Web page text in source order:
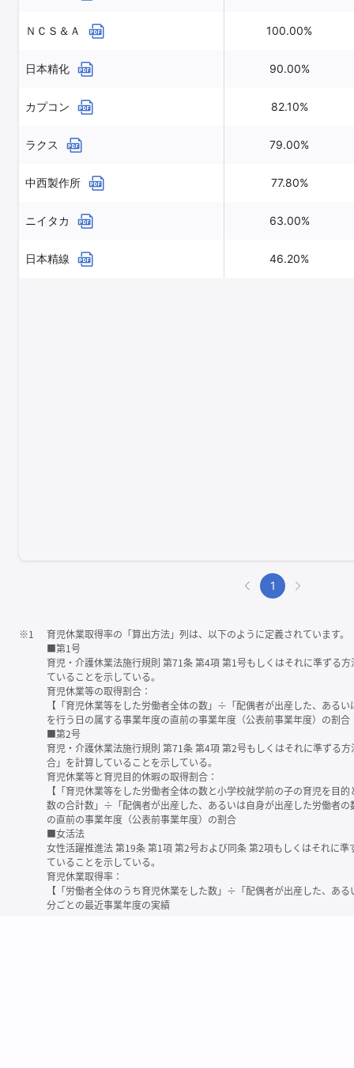
ＮＣＳ＆Ａ 100.00%
日本精化 90.00%
カプコン 82.10%
ラクス 79.00%
中西製作所 77.80%
ニイタカ 63.00%
日本精線 46.20%
1
※1
育児休業取得率の「算出方法」列は、以下のように定義されています。
■第1号
育児・介護休業法施行規則 第71条 第4項 第1号もしくはそれに準ずる
ていることを示している。
育児休業等の取得割合：
【「育児休業等をした労働者全体の数」÷「配偶者が出産した、ある
を行う日の属する事業年度の直前の事業年度（公表前事業年度）の割合
■第2号
育児・介護休業法施行規則 第71条 第4項 第2号もしくはそれに準ずる
合」を計算していることを示している。
育児休業等と育児目的休暇の取得割合：
【「育児休業等をした労働者全体の数と小学校就学前の子の育児を目
数の合計数」÷「配偶者が出産した、あるいは自身が出産した労働者
の直前の事業年度（公表前事業年度）の割合
■女活法
女性活躍推進法 第19条 第1項 第2号および同条 第2項もしくはそれに
ていることを示している。
育児休業取得率：
【「労働者全体のうち育児休業をした数」÷「配偶者が出産した、あ
分ごとの最近事業年度の実績